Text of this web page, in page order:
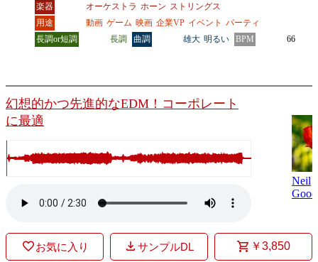
楽器
オーケストラ ホーン ストリングス
用途
動画 ゲーム 映画 企業VP イベント パーティ
長調or短調
長調 曲調 雄大 明るい BPM 66
幻想的かつ先進的なEDM！コーポレート
に最適
Neil
お気に入り サンプルDL ￥3,850